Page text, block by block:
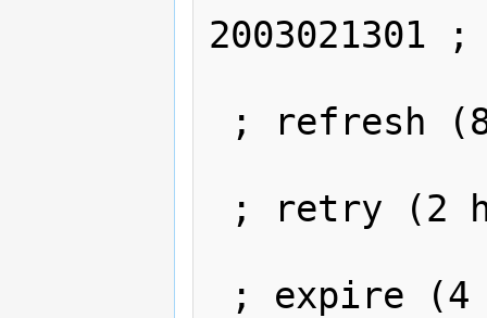
2003021301
; refresh
; retry (2
; expire (4